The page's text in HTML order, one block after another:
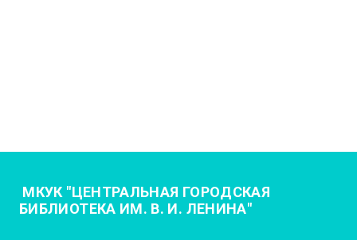
МКУК "ЦЕНТРАЛЬНАЯ ГОРОДСКАЯ
БИБЛИОТЕКА ИМ. В. И. ЛЕНИНА"